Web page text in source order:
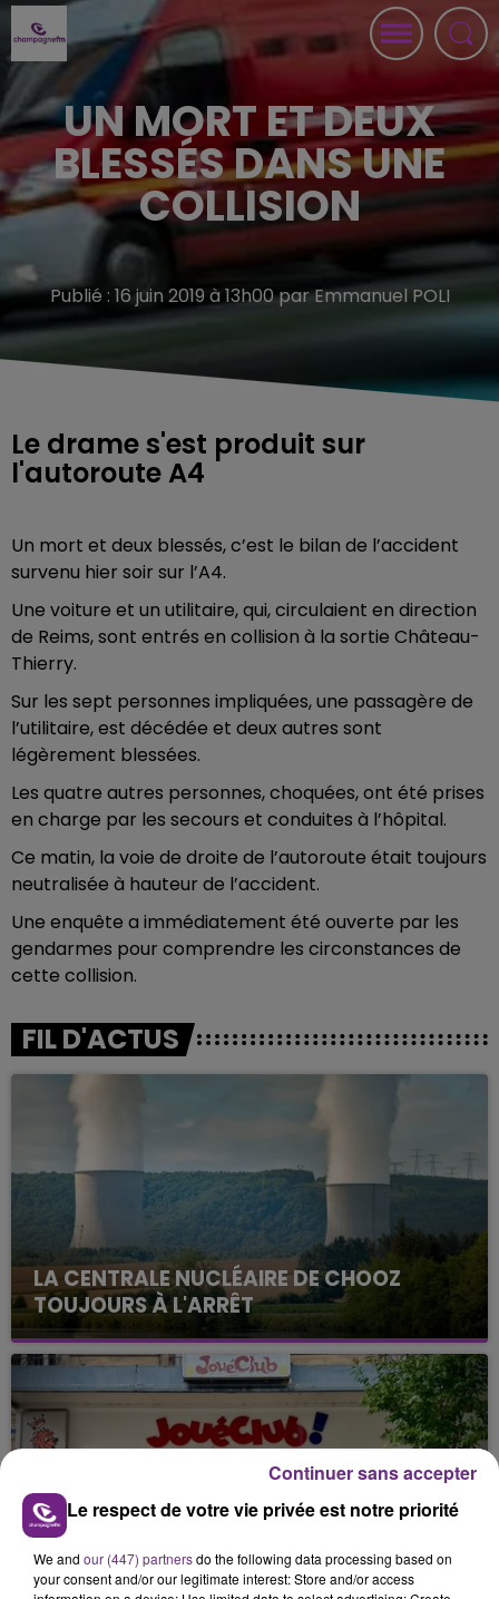
UN MORT ET DEUX
BLESSÉS DANS UNE
COLLISION
Publié : 16 juin 2019 à 13h00 par Emmanuel POLI
Le drame s'est produit sur
l'autoroute A4
Un mort et deux blessés, c’est le bilan de l’accident
survenu hier soir sur l’A4.
Une voiture et un utilitaire, qui, circulaient en direction
de Reims, sont entrés en collision à la sortie Château-
Thierry.
Sur les sept personnes impliquées, une passagère de
l’utilitaire, est décédée et deux autres sont
légèrement blessées.
Les quatre autres personnes, choquées, ont été prises
en charge par les secours et conduites à l’hôpital.
Ce matin, la voie de droite de l’autoroute était toujours
neutralisée à hauteur de l’accident.
Une enquête a immédiatement été ouverte par les
gendarmes pour comprendre les circonstances de
cette collision.
FIL D'ACTUS
LA CENTRALE NUCLÉAIRE DE CHOOZ
TOUJOURS À L'ARRÊT
Cela fait déjà une semaine que la centrale
nucléaire ardennaise est à l'arrêt. Une situation
justifiée par la sécheresse intense qui est toujours
présente.
LE MAGASIN JOUÉCLUB DE REIMS FERME
SES PORTES
Le respect de votre vie privée est notre priorité
We and our (447) partnersdo the following data processing based on
your consent and/or our legitimate interest: Store and/or access
Continuer sans accepter